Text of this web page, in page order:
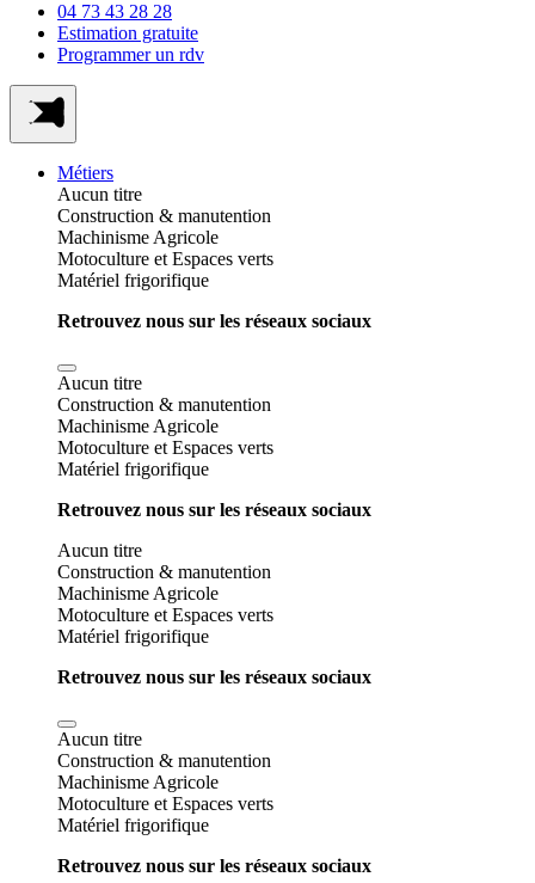
04 73 43 28 28
Estimation gratuite
Programmer un rdv
Métiers
Aucun titre
Construction & manutention
Machinisme Agricole
Motoculture et Espaces verts
Matériel frigorifique
Retrouvez nous sur les réseaux sociaux
Aucun titre
Construction & manutention
Machinisme Agricole
Motoculture et Espaces verts
Matériel frigorifique
Retrouvez nous sur les réseaux sociaux
Aucun titre
Construction & manutention
Machinisme Agricole
Motoculture et Espaces verts
Matériel frigorifique
Retrouvez nous sur les réseaux sociaux
Aucun titre
Construction & manutention
Machinisme Agricole
Motoculture et Espaces verts
Matériel frigorifique
Retrouvez nous sur les réseaux sociaux